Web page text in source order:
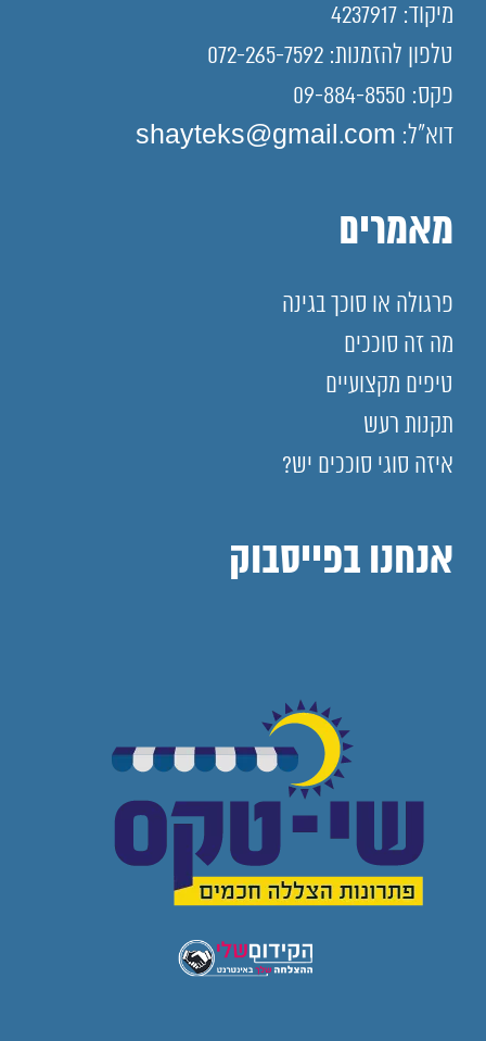
מיקוד: 4237917
טלפון להזמנות: 072-265-7592
פקס: 09-884-8550
דוא"ל: shayteks@gmail.com
מאמרים
פרגולה או סוכך בגינה
מה זה סוככים
טיפים מקצועיים
תקנות רעש
איזה סוגי סוככים יש?
אנחנו בפייסבוק